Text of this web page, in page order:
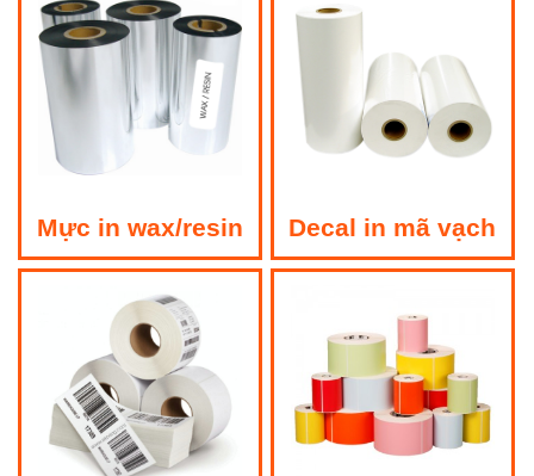
Mực in wax/resin Decal in mã vạch